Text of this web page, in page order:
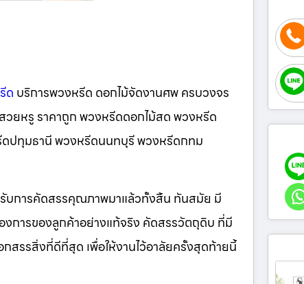
ด บริการพวงหรีด ดอกไม้จัดงานศพ ครบวงจร
วยหรู ราคาถูก พวงหรีดดอกไม้สด พวงหรีด
ปทุมธานี พวงหรีดนนทบุรี พวงหรีดกทม
รับการคัดสรรคุณภาพมาแล้วทั้งสิ้น ทันสมัย มี
การของลูกค้าอย่างแท้จริง คัดสรรวัตถุดิบ ที่มี
กสรรสิ่งที่ดีที่สุด เพื่อให้งานไว้อาลัยครั้งสุดท้ายนี้